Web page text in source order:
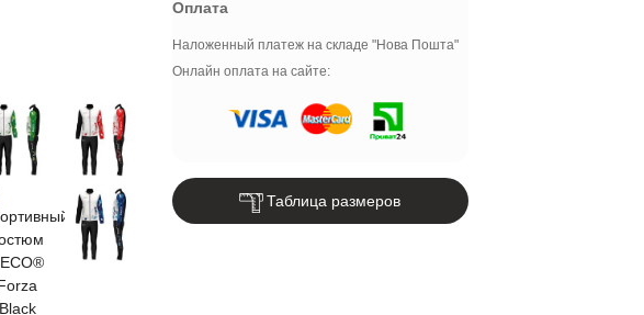
Оплата
Наложенный платеж на складе "Нова Пошта"
Онлайн оплата на сайте:
Таблица размеров